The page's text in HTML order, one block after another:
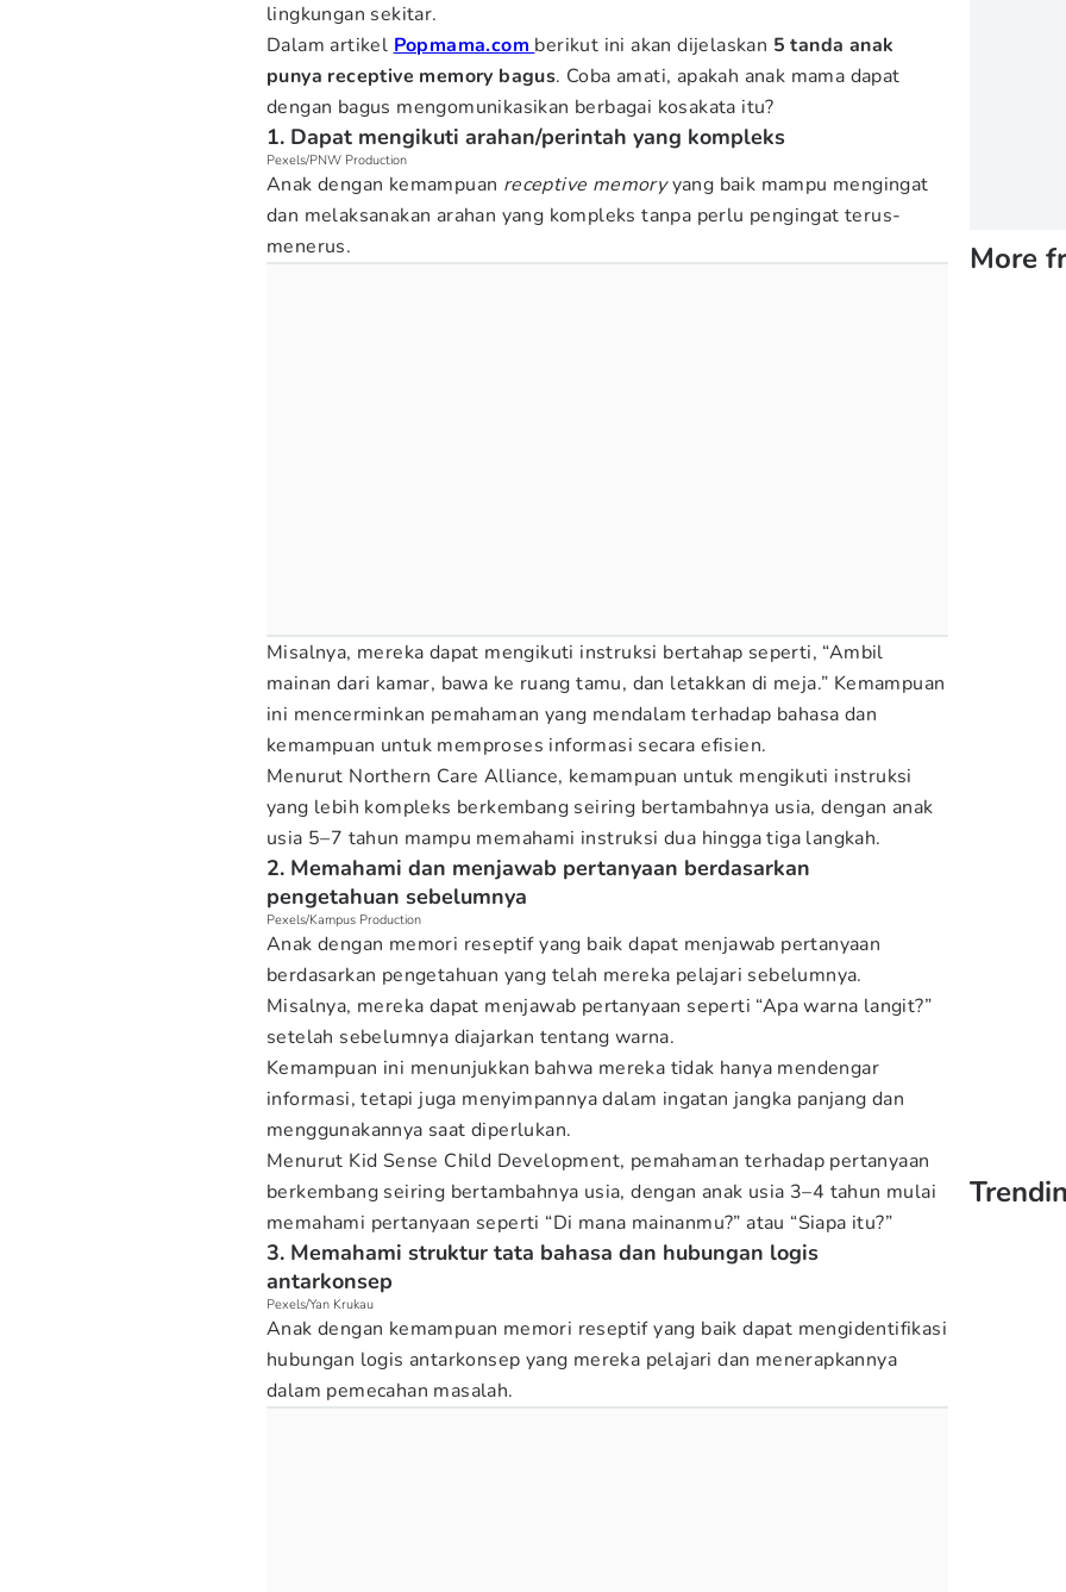
lingkungan sekitar.
Dalam artikel Popmama.com berikut ini akan dijelaskan 5 tanda anak
punya receptive memory bagus. Coba amati, apakah anak mama dapat
dengan bagus mengomunikasikan berbagai kosakata itu?
1. Dapat mengikuti arahan/perintah yang kompleks
Pexels/PNW Production
Anak dengan kemampuan receptive memoryyang baik mampu mengingat
dan melaksanakan arahan yang kompleks tanpa perlu pengingat terus-
menerus.
Misalnya, mereka dapat mengikuti instruksi bertahap seperti, “Ambil
mainan dari kamar, bawa ke ruang tamu, dan letakkan di meja.” Kemampuan
ini mencerminkan pemahaman yang mendalam terhadap bahasa dan
kemampuan untuk memproses informasi secara efisien.
Menurut Northern Care Alliance, kemampuan untuk mengikuti instruksi
yang lebih kompleks berkembang seiring bertambahnya usia, dengan anak
usia 5–7 tahun mampu memahami instruksi dua hingga tiga langkah.
2. Memahami dan menjawab pertanyaan berdasarkan
pengetahuan sebelumnya
Pexels/Kampus Production
Anak dengan memori reseptif yang baik dapat menjawab pertanyaan
berdasarkan pengetahuan yang telah mereka pelajari sebelumnya.
Misalnya, mereka dapat menjawab pertanyaan seperti “Apa warna langit?”
setelah sebelumnya diajarkan tentang warna.
Kemampuan ini menunjukkan bahwa mereka tidak hanya mendengar
informasi, tetapi juga menyimpannya dalam ingatan jangka panjang dan
menggunakannya saat diperlukan.
Menurut Kid Sense Child Development, pemahaman terhadap pertanyaan
berkembang seiring bertambahnya usia, dengan anak usia 3–4 tahun mulai
memahami pertanyaan seperti “Di mana mainanmu?” atau “Siapa itu?”
3. Memahami struktur tata bahasa dan hubungan logis
antarkonsep
Pexels/Yan Krukau
Anak dengan kemampuan memori reseptif yang baik dapat mengidentifikasi
hubungan logis antarkonsep yang mereka pelajari dan menerapkannya
dalam pemecahan masalah.
More